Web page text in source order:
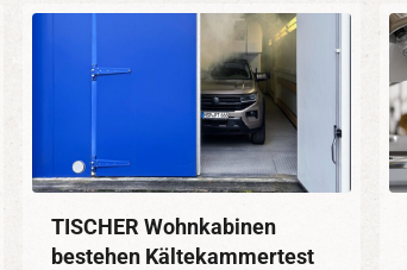
TISCHER Wohnkabinen
bestehen Kältekammertest